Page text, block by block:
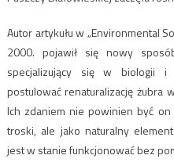
Autor artykułu w „Environmental
2000. pojawił się nowy
specjalizujący się w biologii i
postulować renaturalizację żubra
Ich zdaniem nie powinien być
troski, ale jako naturalny
jest w stanie funkcjonować bez